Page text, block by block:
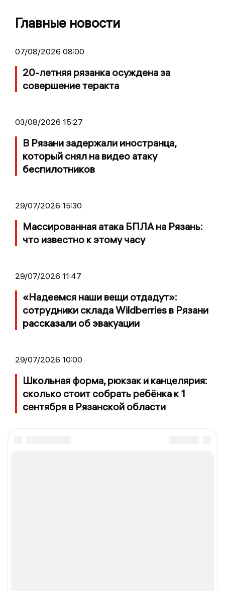
Главные новости
07/08/2026 08:00
20-летняя рязанка осуждена за
совершение теракта
03/08/2026 15:27
В Рязани задержали иностранца,
который снял на видео атаку
беспилотников
29/07/2026 15:30
Массированная атака БПЛА на Рязань:
что известно к этому часу
29/07/2026 11:47
«Надеемся наши вещи отдадут»:
сотрудники склада Wildberries в Рязани
рассказали об эвакуации
29/07/2026 10:00
Школьная форма, рюкзак и канцелярия:
сколько стоит собрать ребёнка к 1
сентября в Рязанской области